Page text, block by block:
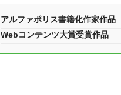
アルファポリス書籍化作家作品
Webコンテンツ大賞受賞作品